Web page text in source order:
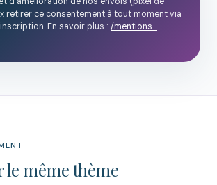
retirer ce consentement à tout moment via
En savoir plus : /mentions-
le même thème